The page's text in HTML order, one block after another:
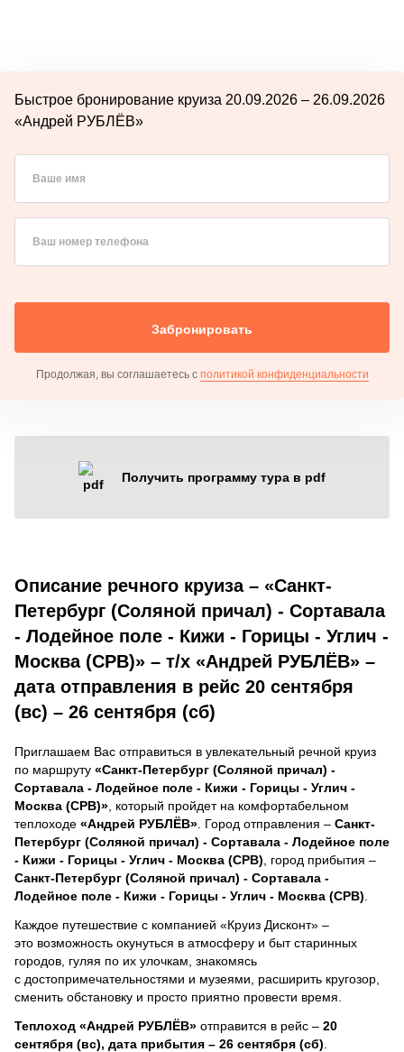
Быстрое бронирование круиза 20.09.2026 – 26.09.2026
«Андрей РУБЛЁВ»
Ваше имя
Ваш номер телефона
Забронировать
Продолжая, вы соглашаетесь с политикой конфиденциальности
Получить программу тура в pdf
Описание речного круиза – «Санкт-
Петербург (Соляной причал) - Сортавала
- Лодейное поле - Кижи - Горицы - Углич -
Москва (СРВ)» – т/х «Андрей РУБЛЁВ» –
дата отправления в рейс 20 сентября
(вс) – 26 сентября (сб)
Приглашаем Вас отправиться в увлекательный речной круиз
по маршруту «Санкт-Петербург (Соляной причал) -
Сортавала - Лодейное поле - Кижи - Горицы - Углич -
Москва (СРВ)» , который пройдет на комфортабельном
теплоходе «Андрей РУБЛЁВ» . Город отправления – Санкт-
Петербург (Соляной причал) - Сортавала - Лодейное поле
- Кижи - Горицы - Углич - Москва (СРВ) , город прибытия –
Санкт-Петербург (Соляной причал) - Сортавала -
Лодейное поле - Кижи - Горицы - Углич - Москва (СРВ)
Каждое путешествие с компанией «Круиз Дисконт» –
это возможность окунуться в атмосферу и быт старинных
городов, гуляя по их улочкам, знакомясь
с достопримечательностями и музеями, расширить кругозор,
сменить обстановку и просто приятно провести время.
Теплоход «Андрей РУБЛЁВ» отправится в рейс – 20
сентября (вс), дата прибытия – 26 сентября (сб)